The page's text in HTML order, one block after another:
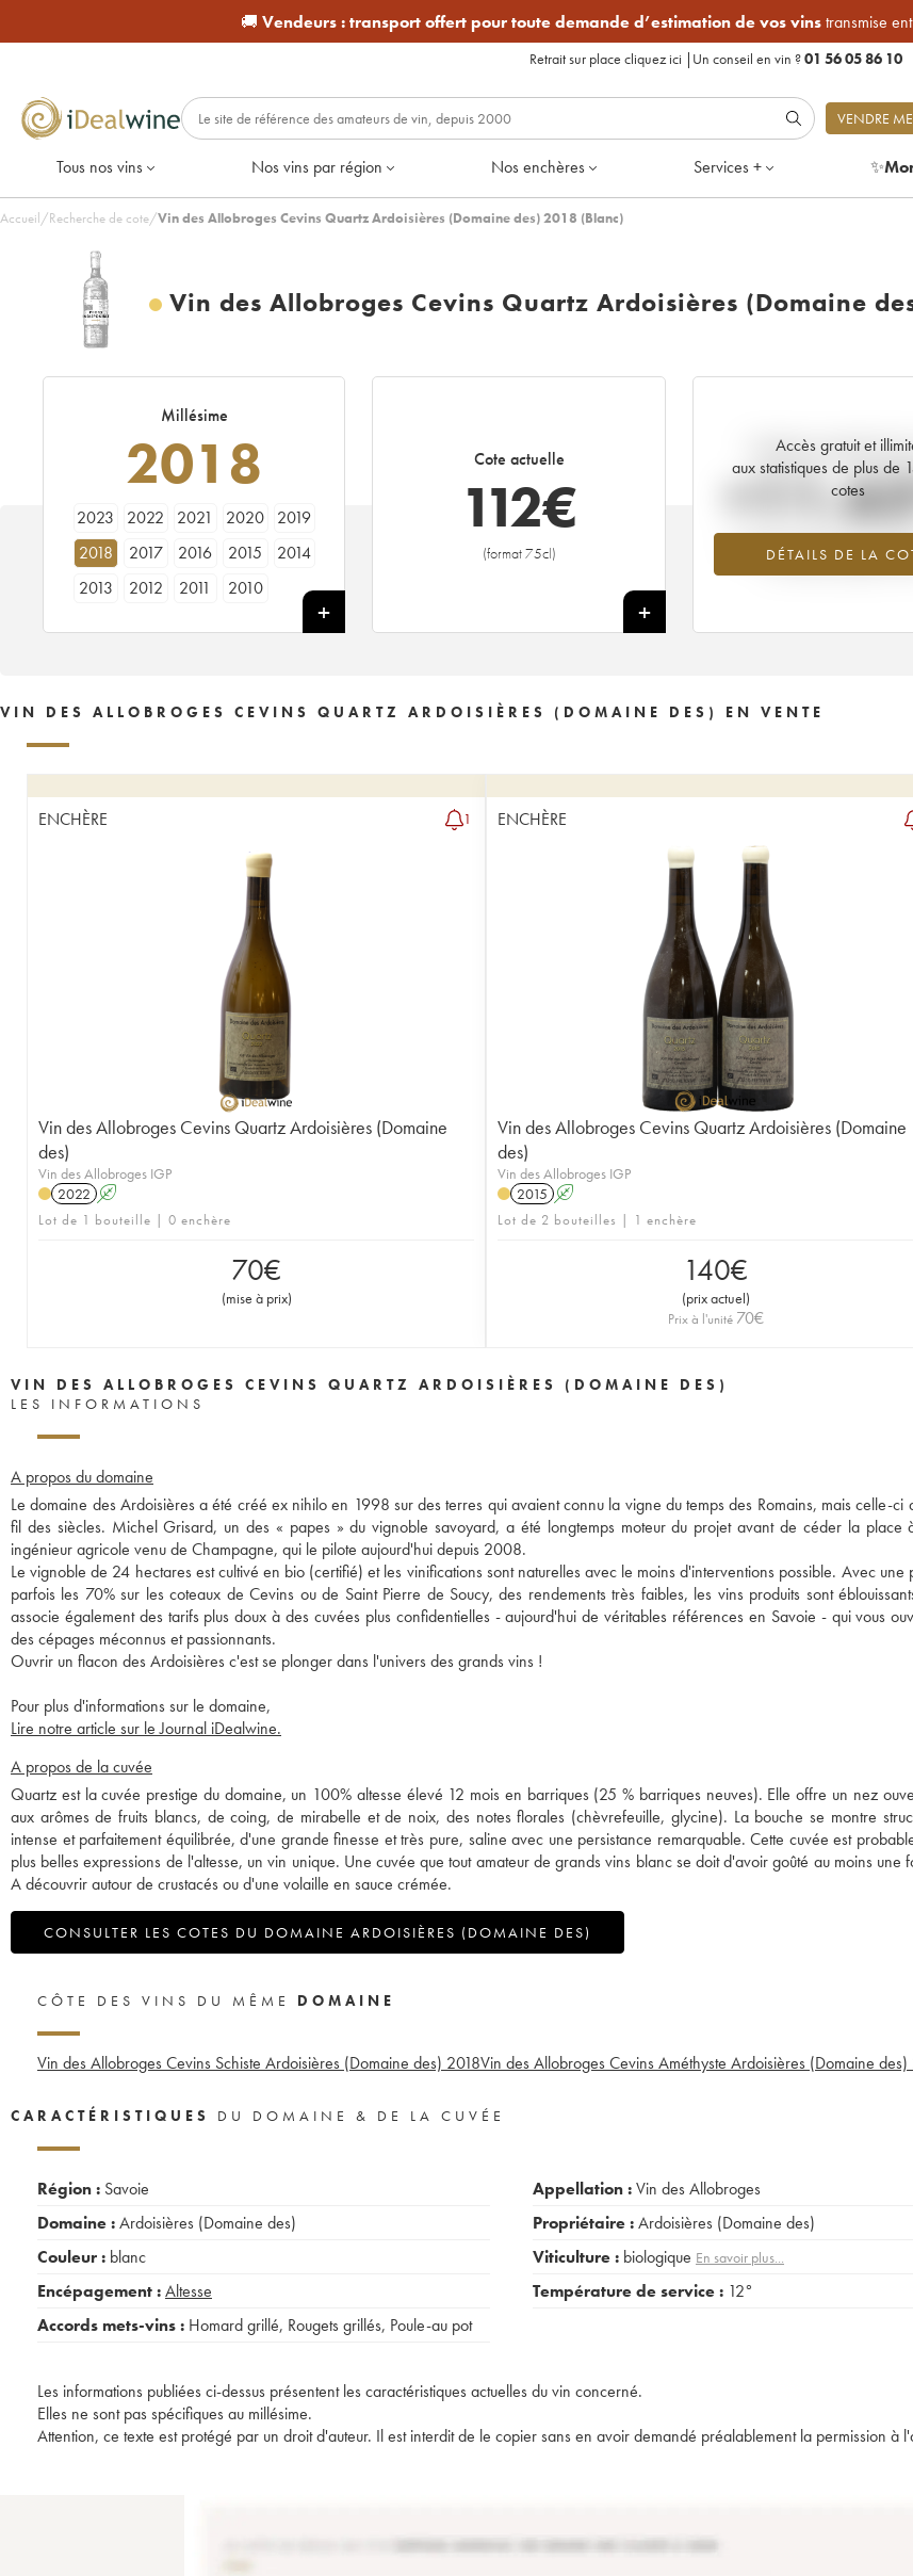
🚚 Vendeurs :transport offert pour toute demande d’estimation de vos vinstransmise
Retrait sur place cliquez ici | Un conseil en vin ?01 56 05 86 10
VENDRE
Tous nos vins Nos vins par région Nos enchères Services + ✨
Accueil/Recherche de cote/Vin des Allobroges Cevins Quartz Ardoisières (Domaine des) 2018 (Blanc)
Vin des Allobroges Cevins Quartz Ardoisières (Domaine
Millésime
2018
2023 2022 2021 2020
2019
2018
2017 2016 2015
2014
2013
2012 2011 2010
Cote actuelle
112€
(format 75cl)
+
Accès gratuit et
aux statistiques de plus de
cotes
DÉTAILS DE LA
Tendance actuelle de la
Tendance à la hausse du
en 2026 par rapport à
VIN DES ALLOBROGES CEVINS QUARTZ ARDOISIÈRES (DOMAINE DES) EN VENTE
ENCHÈRE 1
Vin des Allobroges Cevins Quartz Ardoisières (Domaine
des)
Vin des Allobroges IGP
2022 A
Lot de 1 bouteille | 0 enchère
70€
(mise à prix)
ENCHÈRE
Vin des Allobroges Cevins Quartz Ardoisières (Domaine
des)
Vin des Allobroges IGP
2015 A
Lot de 2 bouteilles | 1 enchère
140€
(prix actuel)
Prix à l'unité 70€
VIN DES ALLOBROGES CEVINS QUARTZ ARDOISIÈRES (DOMAINE DES)
LES INFORMATIONS
A propos du domaine
Le domaine des Ardoisières a été créé ex nihilo en 1998 sur des terres qui avaient connu la vigne du temps des Romains, mais celle-ci
fil des siècles. Michel Grisard, un des « papes » du vignoble savoyard, a été longtemps moteur du projet avant de céder la place
ingénieur agricole venu de Champagne, qui le pilote aujourd'hui depuis 2008.
Le vignoble de 24 hectares est cultivé en bio (certifié) et les vinifications sont naturelles avec le moins d'interventions possible. Avec une
parfois les 70% sur les coteaux de Cevins ou de Saint Pierre de Soucy, des rendements très faibles, les vins produits sont
associe également des tarifs plus doux à des cuvées plus confidentielles - aujourd'hui de véritables références en Savoie - qui vous
des cépages méconnus et passionnants.
Ouvrir un flacon des Ardoisières c'est se plonger dans l'univers des grands vins !
Pour plus d'informations sur le domaine,
Lire notre article sur le Journal iDealwine.
A propos de la cuvée
Quartz est la cuvée prestige du domaine, un 100% altesse élevé 12 mois en barriques (25 % barriques neuves). Elle offre un nez
aux arômes de fruits blancs, de coing, de mirabelle et de noix, des notes florales (chèvrefeuille, glycine). La bouche se montre
intense et parfaitement équilibrée, d'une grande finesse et très pure, saline avec une persistance remarquable. Cette cuvée est
plus belles expressions de l'altesse, un vin unique. Une cuvée que tout amateur de grands vins blanc se doit d'avoir goûté au moins une
A découvrir autour de crustacés ou d'une volaille en sauce crémée.
CONSULTER LES COTES DU DOMAINE ARDOISIÈRES (DOMAINE DES)
CÔTE DES VINS DU MÊME
DOMAINE
Vin des Allobroges Cevins Schiste Ardoisières (Domaine des) 2018Vin des Allobroges Cevins Améthyste Ardoisières (Domaine des)
CARACTÉRISTIQUES DU DOMAINE & DE LA CUVÉE
Région : Savoie
Domaine :Ardoisières (Domaine des)
Couleur : blanc
Encépagement :Altesse
Accords mets-vins : Homard grillé, Rougets grillés, Poule-au pot
Appellation :Vin des Allobroges
Propriétaire :Ardoisières (Domaine des)
Viticulture : biologique En savoir plus...
Température de service : 12°
Les informations publiées ci-dessus présentent les caractéristiques actuelles du vin concerné.
Elles ne sont pas spécifiques au millésime.
Attention, ce texte est protégé par un droit d'auteur. Il est interdit de le copier sans en avoir demandé préalablement la permission à